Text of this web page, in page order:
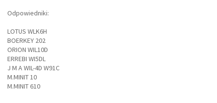
Odpowiedniki:
LOTUS WLK6H
BOERKEY 202
ORION WIL10D
ERREBI WI5DL
J M A WIL-4D W91C
M.MINIT 10
M.MINIT 610